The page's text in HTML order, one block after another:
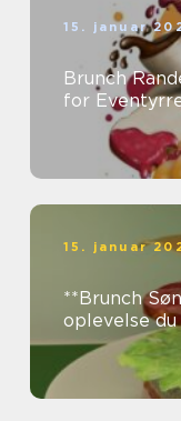
15. januar
Brunch
for
15. januar
**Brunch
oplevelse